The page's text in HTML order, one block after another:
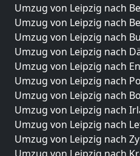
Umzug von Leipzig nach
Umzug von Leipzig nach
Umzug von Leipzig nach
Umzug von Leipzig nach
Umzug von Leipzig nach
Umzug von Leipzig nach
Umzug von Leipzig nach
Umzug von Leipzig nach
Umzug von Leipzig nach
Umzug von Leipzig nach
Umzug von Leipzig nach